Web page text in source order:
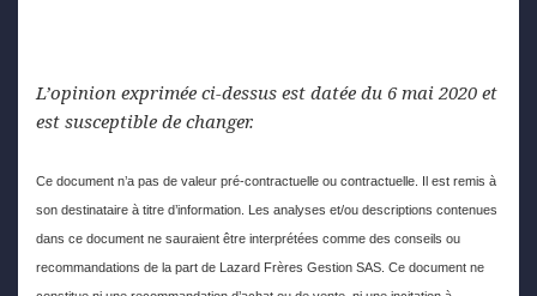
L’opinion exprimée ci-dessus est datée du 6 mai 2020 et
est susceptible de changer.
Ce document n’a pas de valeur pré-contractuelle ou contractuelle. Il est remis à
son destinataire à titre d’information. Les analyses et/ou descriptions contenues
dans ce document ne sauraient être interprétées comme des conseils ou
recommandations de la part de Lazard Frères Gestion SAS. Ce document ne